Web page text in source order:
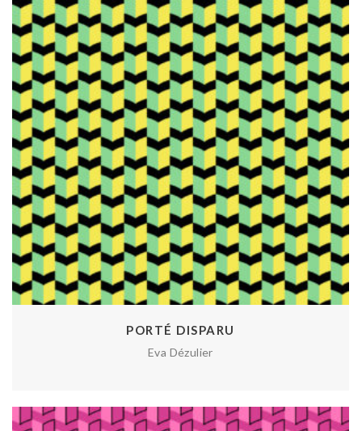
PORTÉ DISPARU
Eva Dézulier